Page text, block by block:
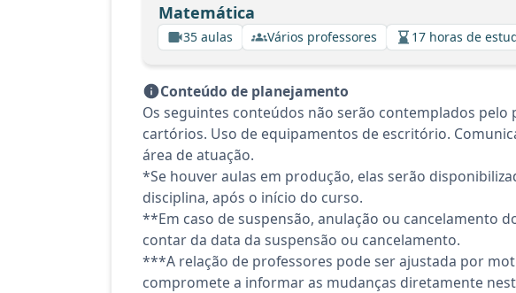
Matemática
35 aulas Vários professores 17 horas de
Conteúdo de planejamento
Os seguintes conteúdos não serão contemplados
cartórios. Uso de equipamentos de escritório.
área de atuação.
*Se houver aulas em produção, elas serão
disciplina, após o início do curso.
**Em caso de suspensão, anulação ou cancelamento
contar da data da suspensão ou cancelamento.
***A relação de professores pode ser ajustada por
compromete a informar as mudanças diretamente